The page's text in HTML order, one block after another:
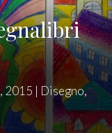
2015 | Disegno,